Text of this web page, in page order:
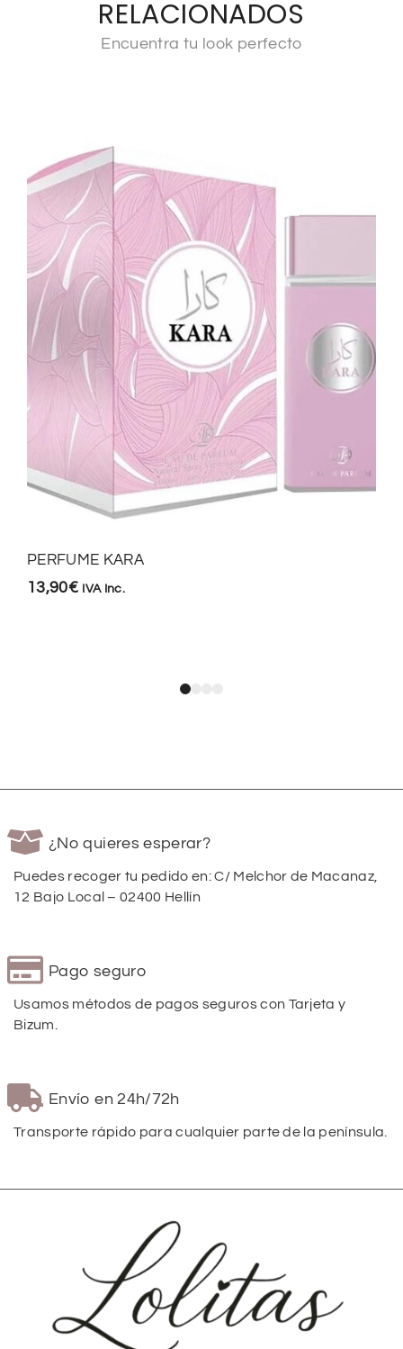
RELACIONADOS
Encuentra tu look perfecto
PERFUME KARA
13,90€ IVA Inc.
¿No quieres esperar?
Puedes recoger tu pedido en: C/ Melchor de Macanaz,
12 Bajo Local – 02400 Hellín
Pago seguro
Usamos métodos de pagos seguros con Tarjeta y
Bizum.
Envío en 24h/72h
Transporte rápido para cualquier parte de la península.